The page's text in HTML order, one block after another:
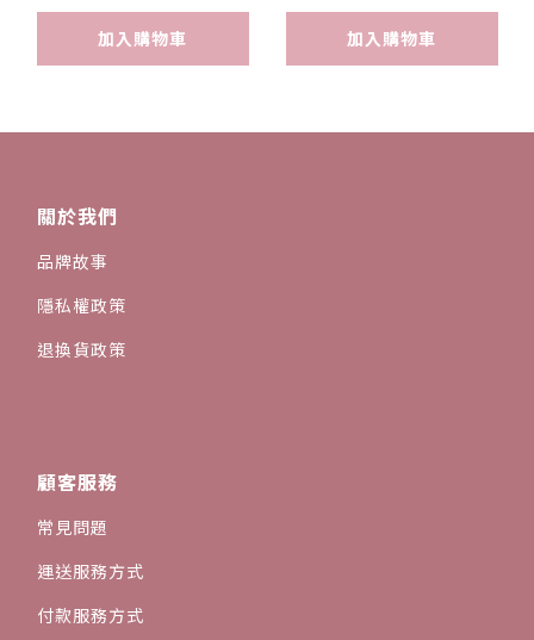
加入購物車 加入購物車
關於我們
品牌故事
隱私權政策
退換貨政策
顧客服務
常見問題
運送服務方式
付款服務方式